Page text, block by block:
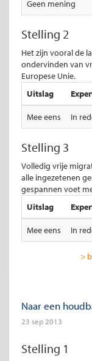
Geen mening
Stelling 2
Het zijn vooral de
ondervinden van
Europese Unie.
Uitslag
Mee eens In
Stelling 3
Volledig vrije
alle ingezetenen
gespannen voet
Uitslag
Mee eens In
>
Naar een
23 sep 2013
Stelling 1